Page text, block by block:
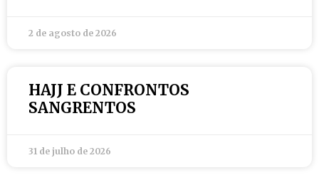
2 de agosto de 2026
HAJJ E CONFRONTOS
SANGRENTOS
31 de julho de 2026